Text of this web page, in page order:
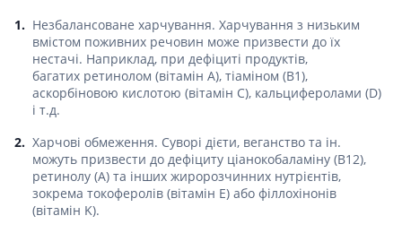
Незбалансоване харчування. Харчування з низьким
вмістом поживних речовин може призвести до їх
нестачі. Наприклад, при дефіциті продуктів,
багатих ретинолом (вітамін A), тіаміном (B1),
аскорбіновою кислотою (вітамін C), кальциферолами (D)
і т.д.
Харчові обмеження. Суворі дієти, веганство та ін.
можуть призвести до дефіциту ціанокобаламіну (B12),
ретинолу (A) та інших жиророзчинних нутрієнтів,
зокрема токоферолів (вітамін E) або філлохінонів
(вітамін K).